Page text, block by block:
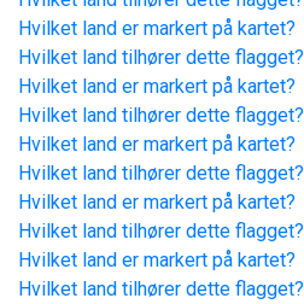
Hvilket land er markert på kartet?
Hvilket land tilhører dette flagget?
Hvilket land er markert på kartet?
Hvilket land tilhører dette flagget?
Hvilket land er markert på kartet?
Hvilket land tilhører dette flagget?
Hvilket land er markert på kartet?
Hvilket land tilhører dette flagget?
Hvilket land er markert på kartet?
Hvilket land tilhører dette flagget?